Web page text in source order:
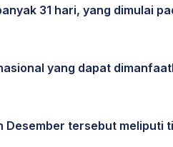
31 hari, yang dimulai
yang dapat
tersebut meliputi